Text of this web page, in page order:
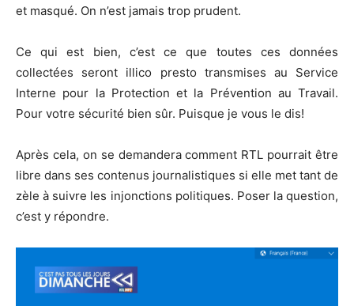
et masqué. On n’est jamais trop prudent.
Ce qui est bien, c’est ce que toutes ces données
collectées seront illico presto transmises au Service
Interne pour la Protection et la Prévention au Travail.
Pour votre sécurité bien sûr. Puisque je vous le dis!
Après cela, on se demandera comment RTL pourrait être
libre dans ses contenus journalistiques si elle met tant de
zèle à suivre les injonctions politiques. Poser la question,
c’est y répondre.